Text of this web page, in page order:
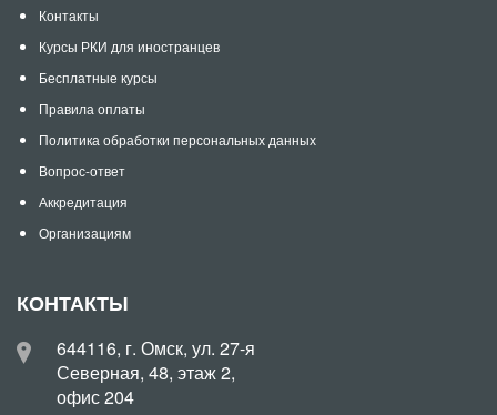
Контакты
Курсы РКИ для иностранцев
Бесплатные курсы
Правила оплаты
Политика обработки персональных данных
Вопрос-ответ
Аккредитация
Организациям
КОНТАКТЫ
644116, г. Омск, ул. 27-я
Северная, 48, этаж 2,
офис 204